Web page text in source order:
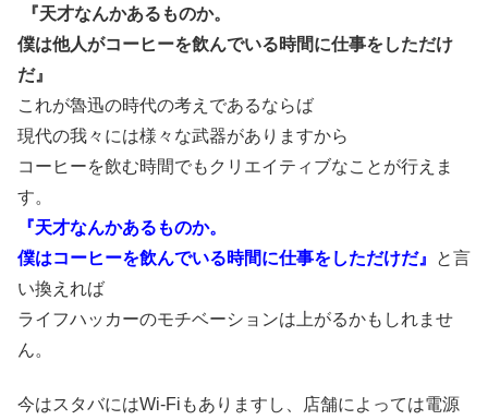
『天才なんかあるものか。
僕は他人がコーヒーを飲んでいる時間に仕事をしただけ
だ』
これが魯迅の時代の考えであるならば
現代の我々には様々な武器がありますから
コーヒーを飲む時間でもクリエイティブなことが行えま
す。
『天才なんかあるものか。
僕はコーヒーを飲んでいる時間に仕事をしただけだ』
と言
い換えれば
ライフハッカーのモチベーションは上がるかもしれませ
ん。
今はスタバにはWi-Fiもありますし、店舗によっては電源